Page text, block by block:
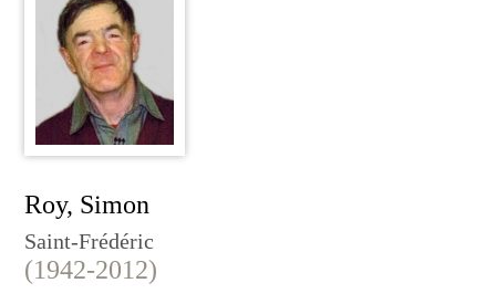
Roy, Simon
Saint-Frédéric
(1942-2012)